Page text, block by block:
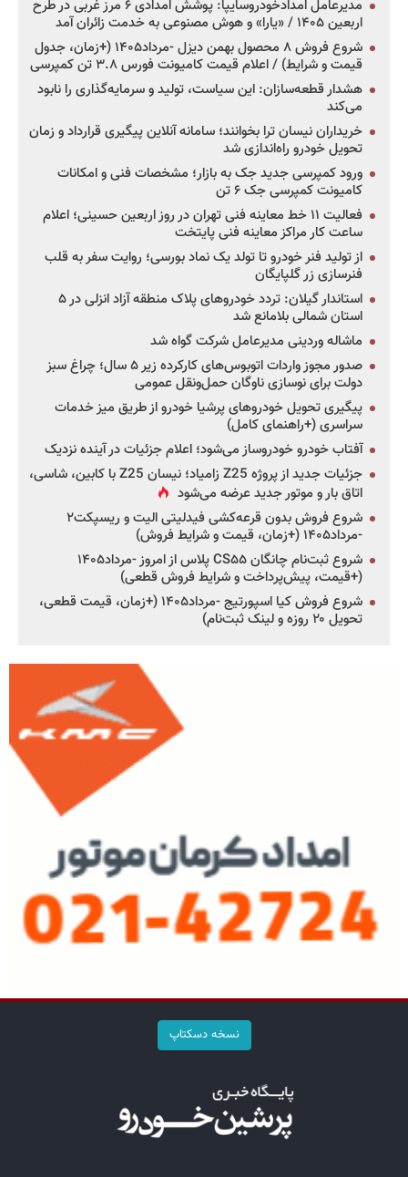
مدیرعامل امدادخودروسایپا: پوشش امدادی ۶ مرز غربی در طرح
اربعین ۱۴۰۵ / «یارا» و هوش مصنوعی به خدمت زائران آمد
شروع فروش ۸ محصول بهمن دیزل -مرداد۱۴۰۵ (+زمان، جدول
قیمت و شرایط) / اعلام قیمت کامیونت فورس ۳.۸ تن کمپرسی
هشدار قطعه‌سازان: این سیاست، تولید و سرمایه‌گذاری را نابود
می‌کند
خریداران نیسان ترا بخوانند؛ سامانه آنلاین پیگیری قرارداد و زمان
تحویل خودرو راه‌اندازی شد
ورود کمپرسی جدید جک به بازار؛ مشخصات فنی و امکانات
کامیونت کمپرسی جک ۶ تن
فعالیت ۱۱ خط معاینه فنی تهران در روز اربعین حسینی؛ اعلام
ساعت کار مراکز معاینه فنی پایتخت
از تولید فنر خودرو تا تولد یک نماد بورسی؛ روایت سفر به قلب
فنرسازی زر گلپایگان
استاندار گیلان: تردد خودروهای پلاک منطقه آزاد انزلی در ۵
استان شمالی بلامانع شد
ماشاله وردینی مدیرعامل شرکت گواه شد
صدور مجوز واردات اتوبوس‌های کارکرده زیر ۵ سال؛ چراغ سبز
دولت برای نوسازی ناوگان حمل‌ونقل عمومی
پیگیری تحویل خودروهای پرشیا خودرو از طریق میز خدمات
سراسری (+راهنمای کامل)
آفتاب خودرو خودروساز می‌شود؛ اعلام جزئیات در آینده نزدیک
جزئیات جدید از پروژه Z25 زامیاد؛ نیسان Z25 با کابین، شاسی،
اتاق بار و موتور جدید عرضه می‌شود
شروع فروش بدون قرعه‌کشی فیدلیتی الیت و ریسپکت۲
-مرداد۱۴۰۵ (+زمان، قیمت و شرایط فروش)
شروع ثبت‌نام چانگان CS۵۵ پلاس از امروز -مرداد۱۴۰۵
(+قیمت، پیش‌پرداخت و شرایط فروش قطعی)
شروع فروش کیا اسپورتیج -مرداد۱۴۰۵ (+زمان، قیمت قطعی،
تحویل ۲۰ روزه و لینک ثبت‌نام)
نسخه دسکتاپ